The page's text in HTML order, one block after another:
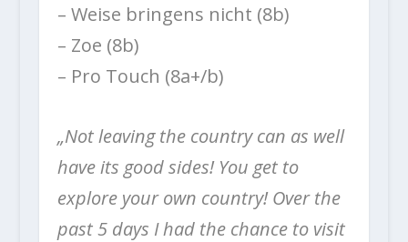
– Weise bringens nicht (8b)
– Zoe (8b)
– Pro Touch (8a+/b)
„Not leaving the country can as well
have its good sides! You get to
explore your own country! Over the
past 5 days I had the chance to visit